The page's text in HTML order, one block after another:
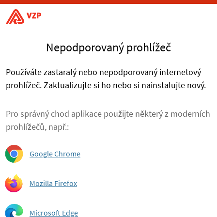
Nepodporovaný prohlížeč
Používáte zastaralý nebo nepodporovaný internetový
prohlížeč. Zaktualizujte si ho nebo si nainstalujte nový.
Pro správný chod aplikace použijte některý z moderních
prohlížečů, např.:
Google Chrome
Mozilla Firefox
Microsoft Edge